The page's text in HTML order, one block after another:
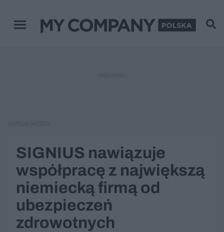
Menu główne
SIGNIUS nawiązuje
współpracę z największą
niemiecką firmą od
ubezpieczeń
zdrowotnych